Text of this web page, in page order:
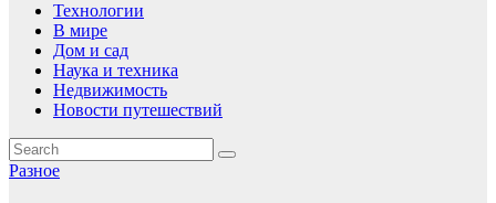
Технологии
В мире
Дом и сад
Наука и техника
Недвижимость
Новости путешествий
Разное